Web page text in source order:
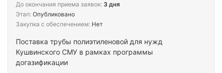
Поставка трубы полиэтиленовой для нужд
Кушвинского СМУ в рамках программы
догазификации
До окончания приема заявок: 3 дня
Этап: Опубликовано
Закупка с обеспечением: Нет